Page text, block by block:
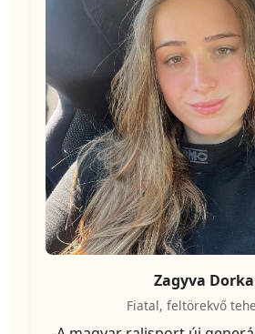
Zagyva Dorka
Fiatal, feltörekvő